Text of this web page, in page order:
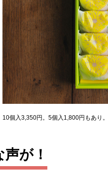
10個入3,350円。5個入1,800円もあり。
が！